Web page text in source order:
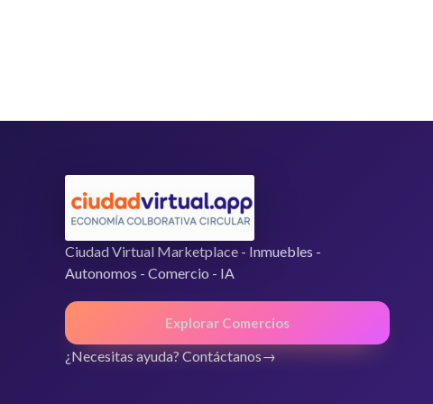
Ciudad Virtual Marketplace - Inmuebles -
Autonomos - Comercio - IA
Explorar Comercios
¿Necesitas ayuda? Contáctanos